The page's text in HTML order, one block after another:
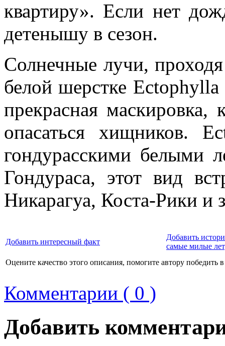
квартиру». Если нет
детенышу в сезон.
Солнечные лучи,
белой шерстке Ectophylla
прекрасная маскировка,
опасаться хищников.
гондурасскими белыми
Гондураса, этот вид
Никарагуа, Коста-Рики и
Добавить интересный факт
Добавить
самые милые
Оцените качество этого описания, помогите автору победить
Комментарии ( 0 )
Добавить